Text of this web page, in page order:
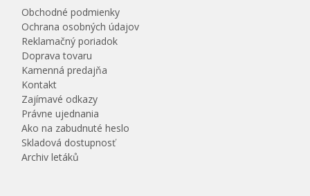
Obchodné podmienky
Ochrana osobných údajov
Reklamačný poriadok
Doprava tovaru
Kamenná predajňa
Kontakt
Zajímavé odkazy
Právne ujednania
Ako na zabudnuté heslo
Skladová dostupnosť
Archiv letáků